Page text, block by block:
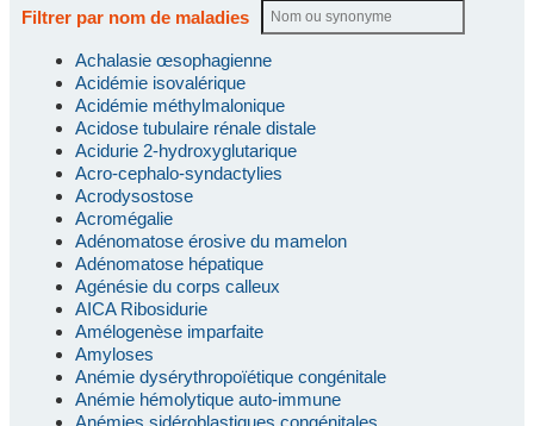
Filtrer par nom de maladies
Achalasie œsophagienne
Acidémie isovalérique
Acidémie méthylmalonique
Acidose tubulaire rénale distale
Acidurie 2-hydroxyglutarique
Acro-cephalo-syndactylies
Acrodysostose
Acromégalie
Adénomatose érosive du mamelon
Adénomatose hépatique
Agénésie du corps calleux
AICA Ribosidurie
Amélogenèse imparfaite
Amyloses
Anémie dysérythropoïétique congénitale
Anémie hémolytique auto-immune
Anémies sidéroblastiques congénitales